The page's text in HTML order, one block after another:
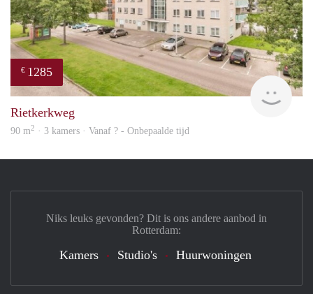
€ 1285
rent
Rietkerkweg
90 m2 · 3 kamers · Vanaf ? - Onbepaalde tijd
Niks leuks gevonden? Dit is ons andere aanbod in
Rotterdam:
Kamers Studio's Huurwoningen